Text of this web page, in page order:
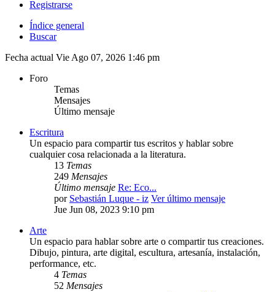
Registrarse
Índice general
Buscar
Fecha actual Vie Ago 07, 2026 1:46 pm
Foro
Temas
Mensajes
Último mensaje
Escritura
Un espacio para compartir tus escritos y hablar sobre
cualquier cosa relacionada a la literatura.
13 Temas
249 Mensajes
Último mensaje Re: Eco...
por Sebastián Luque - iz Ver último mensaje
Jue Jun 08, 2023 9:10 pm
Arte
Un espacio para hablar sobre arte o compartir tus creaciones.
Dibujo, pintura, arte digital, escultura, artesanía, instalación,
performance, etc.
4 Temas
52 Mensajes